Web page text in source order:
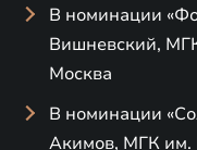
В номинации
Вишневский,
Москва
В номинации
Акимов, МГК им.